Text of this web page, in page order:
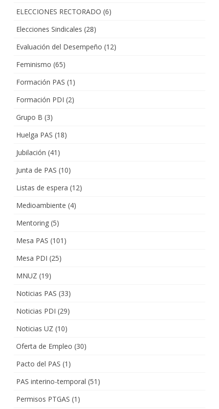
ELECCIONES RECTORADO (6)
Elecciones Sindicales (28)
Evaluación del Desempeño (12)
Feminismo (65)
Formación PAS (1)
Formación PDI (2)
Grupo B (3)
Huelga PAS (18)
Jubilación (41)
Junta de PAS (10)
Listas de espera (12)
Medioambiente (4)
Mentoring (5)
Mesa PAS (101)
Mesa PDI (25)
MNUZ (19)
Noticias PAS (33)
Noticias PDI (29)
Noticias UZ (10)
Oferta de Empleo (30)
Pacto del PAS (1)
PAS interino-temporal (51)
Permisos PTGAS (1)